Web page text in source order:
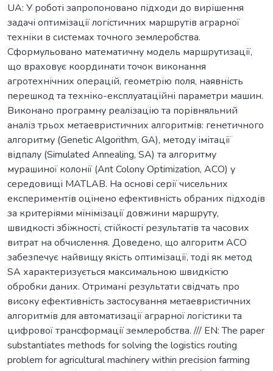
UA: У роботі запропоновано підходи до вирішення
задачі оптимізації логістичних маршрутів аграрної
техніки в системах точного землеробства.
Сформульовано математичну модель маршрутизації,
що враховує координати точок виконання
агротехнічних операцій, геометрію поля, наявність
перешкод та техніко-експлуатаційні параметри машин.
Виконано програмну реалізацію та порівняльний
аналіз трьох метаевристичних алгоритмів: генетичного
алгоритму (Genetic Algorithm, GA), методу імітації
відпалу (Simulated Annealing, SA) та алгоритму
мурашиної колонії (Ant Colony Optimization, ACO) у
середовищі MATLAB. На основі серії чисельних
експериментів оцінено ефективність обраних підходів
за критеріями мінімізації довжини маршруту,
швидкості збіжності, стійкості результатів та часових
витрат на обчислення. Доведено, що алгоритм ACO
забезпечує найвищу якість оптимізації, тоді як метод
SA характеризується максимальною швидкістю
обробки даних. Отримані результати свідчать про
високу ефективність застосування метаевристичних
алгоритмів для автоматизації аграрної логістики та
цифрової трансформації землеробства. /// EN: The paper
substantiates methods for solving the logistics routing
problem for agricultural machinery within precision farming